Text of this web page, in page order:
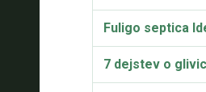
Fuligo septica
7 dejstev o